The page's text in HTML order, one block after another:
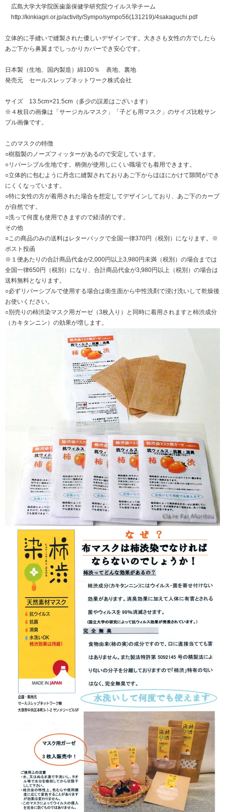
広島大学大学院医歯薬保健学研究院ウイルス学チーム
http://kinkiagri.or.jp/activity/Sympo/sympo56(131219)/4sakaguchi.pdf
立体的に手縫いで縫製された優しいデザインです。大きさも女性の方でしたら
あご下から鼻翼までしっかりカバーでき安心です。
日本製（生地、国内製造）綿100％ 表地、裏地
発売元 セールスレップネットワーク株式会社
サイズ 13.5cm×21.5cm（多少の誤差はございます）
※４枚目の画像は「サージカルマスク」「子ども用マスク」のサイズ比較サン
プル画像です。
このマスクの特徴
○樹脂製のノーズフィッターがあるので安定しています。
○リバーシブル生地です。柄側が使用しにくい職場でも着用できます。
○立体的に包むように丹念に縫製されておりあご下からほほにかけて隙間ができ
にくくなっています。
○特に女性の方が着用された場合を想定してデザインしており、あご下のカーブ
が自然です。
○洗って何度も使用できますので経済的です。
その他
○この商品のみの送料はレターパックで全国一律370円（税別）になります。※
ポスト投函
※１便あたりの合計商品代金が2,000円以上3,980円未満（税別）の場合までは
全国一律650円（税別）になり、合計商品代金が3,980円以上（税別）の場合は
送料無料となります。
○必ずリバーシブルで使用する場合は衛生面から中性洗剤で浸け洗いして乾燥後
お使いください。
○別売りの柿渋染マスク用ガーゼ（3枚入り）と同時に着用されますと柿渋成分
（カキタンニン）の効果が増します。